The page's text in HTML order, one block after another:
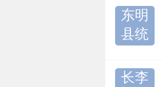
东明
县统
长李